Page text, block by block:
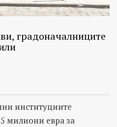
градоначалниците
институциите
милиони евра за